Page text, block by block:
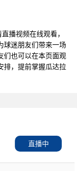
播视频在线观看，
球迷朋友们带来一场
们也可以在本页面观
排，提前掌握瓜达拉
直播中